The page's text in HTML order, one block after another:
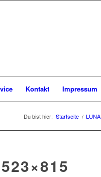
Kontakt Impressum
Du bist hier: Startseite / LUNA